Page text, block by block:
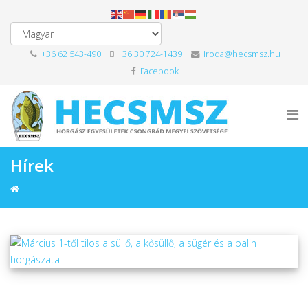
+36 62 543-490 +36 30 724-1439
iroda@hecsmsz.hu
Facebook
Hírek